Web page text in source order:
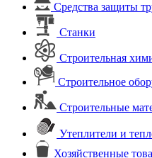
Средства защиты
Станки
Строительная
Строительное
Строительные
Утеплители и
Хозяйственные